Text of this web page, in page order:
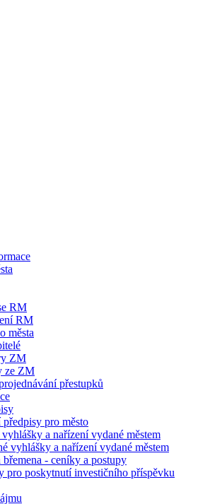
RM
RM
města
ZM
ze ZM
přestupků
předpisy pro město
vyhlášky a nařízení vydané městem
vyhlášky a nařízení vydané městem
břemena - ceníky a postupy
pro poskytnutí investičního příspěvku